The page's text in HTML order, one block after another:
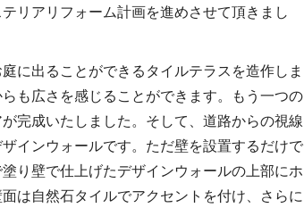
リアリフォーム計画を進めさせて頂きまし
に出ることができるタイルテラスを造作しま
も広さを感じることができます。もう一つの
完成いたしました。そして、道路からの視線
インウォールです。ただ壁を設置するだけで
り壁で仕上げたデザインウォールの上部にホ
は自然石タイルでアクセントを付け、さらに